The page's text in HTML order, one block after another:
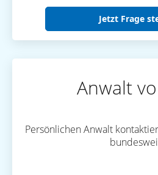
Jetzt Frage
Anwalt
Persönlichen Anwalt